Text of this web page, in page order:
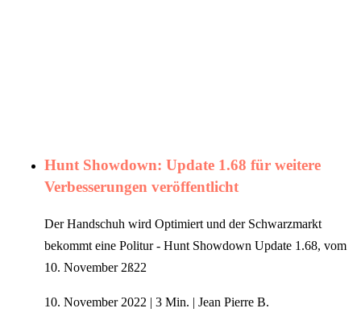
Hunt Showdown: Update 1.68 für weitere
Verbesserungen veröffentlicht
Der Handschuh wird Optimiert und der Schwarzmarkt
bekommt eine Politur - Hunt Showdown Update 1.68, vom
10. November 2ß22
10. November 2022 | 3 Min. | Jean Pierre B.